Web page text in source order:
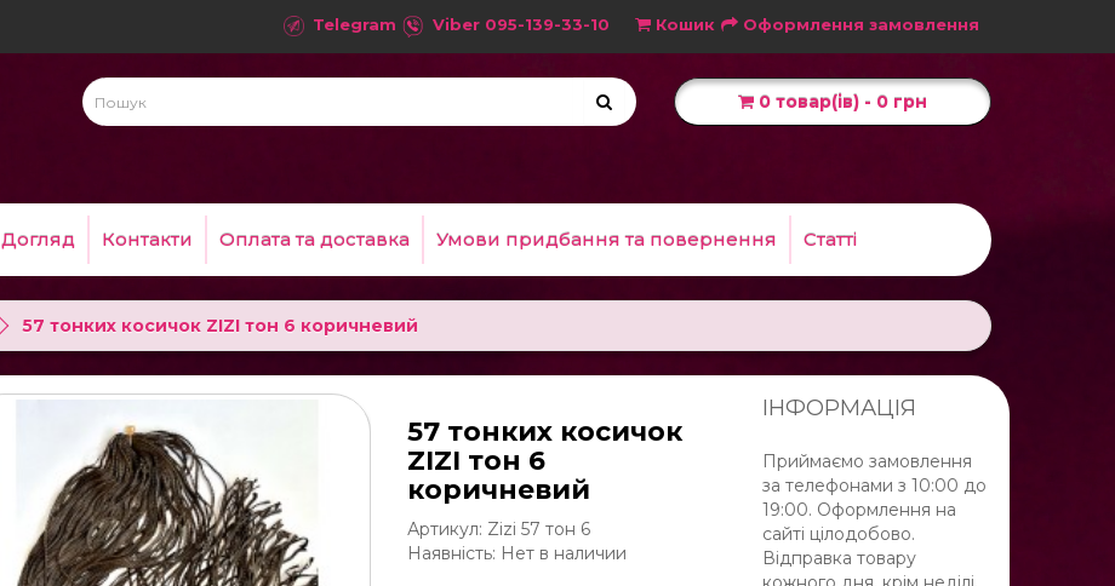
Telegram Viber 095-139-33-10 Кошик Оформлення замовлення
0 товар(ів) - 0 грн
Догляд Контакти Оплата та доставка Умови придбання та повернення Статті
57 тонких косичок ZIZI тон 6 коричневий
57 тонких косичок
ZIZI тон 6
коричневий
Артикул: Zizi 57 тон 6
Наявність: Нет в наличии
ІНФОРМАЦІЯ
Приймаємо замовлення
за телефонами з 10:00 до
19:00. Оформлення на
сайті цілодобово.
Відправка товару